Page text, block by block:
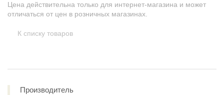
Цена действительна только для интернет-магазина и может
отличаться от цен в розничных магазинах.
К списку товаров
Производитель